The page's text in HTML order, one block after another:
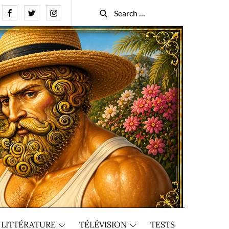
FacebookTwitterInstagram
Search
for:
Search
LITTÉRATURE TÉLÉVISION TESTS